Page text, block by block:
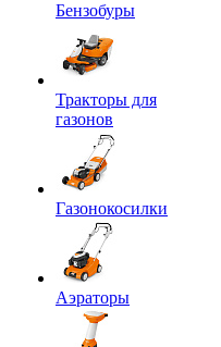
Бензобуры
Тракторы для
газонов
Газонокосилки
Аэраторы